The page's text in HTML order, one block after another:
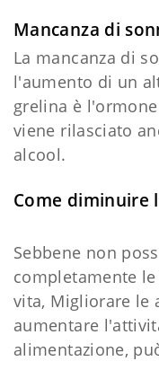
Mancanza di
La mancanza di
l'aumento di un
grelina è
viene rilasciato
alcool.
Come diminuire
Sebbene non
completamente
vita, Migliorare le
aumentare
alimentazione,